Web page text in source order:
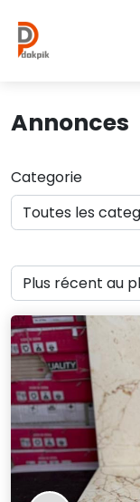
Annonces
Categorie